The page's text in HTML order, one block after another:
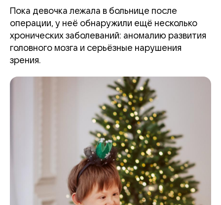
Пока девочка лежала в больнице после
операции, у неё обнаружили ещё несколько
хронических заболеваний: аномалию развития
головного мозга и серьёзные нарушения
зрения.